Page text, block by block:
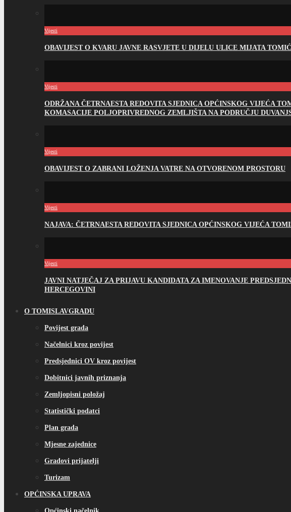
Vijesti
OBAVIJEST O KVARU JAVNE RASVJETE U DIJELU ULICE MIJATA
Vijesti
ODRŽANA ČETRNAESTA REDOVITA SJEDNICA OPĆINSKOG VIJEĆA
KOMASACIJE POLJOPRIVREDNOG ZEMLJIŠTA NA PODRUČJU
Vijesti
OBAVIJEST O ZABRANI LOŽENJA VATRE NA OTVORENOM PROSTORU
Vijesti
NAJAVA: ČETRNAESTA REDOVITA SJEDNICA OPĆINSKOG VIJEĆA
Vijesti
JAVNI NATJEČAJ ZA PRIJAVU KANDIDATA ZA IMENOVANJE
HERCEGOVINI
O TOMISLAVGRADU
Povijest grada
Načelnici kroz povijest
Predsjednici OV kroz povijest
Dobitnici javnih priznanja
Zemljopisni položaj
Statistički podatci
Plan grada
Mjesne zajednice
Gradovi prijatelji
Turizam
OPĆINSKA UPRAVA